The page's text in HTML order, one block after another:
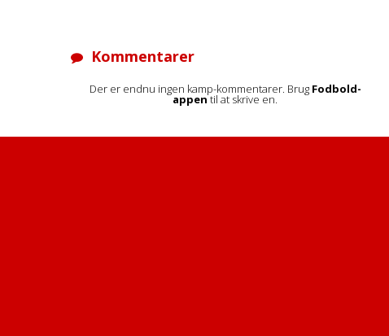
Kommentarer
Der er endnu ingen kamp-kommentarer. Brug Fodbold-
appentil at skrive en.